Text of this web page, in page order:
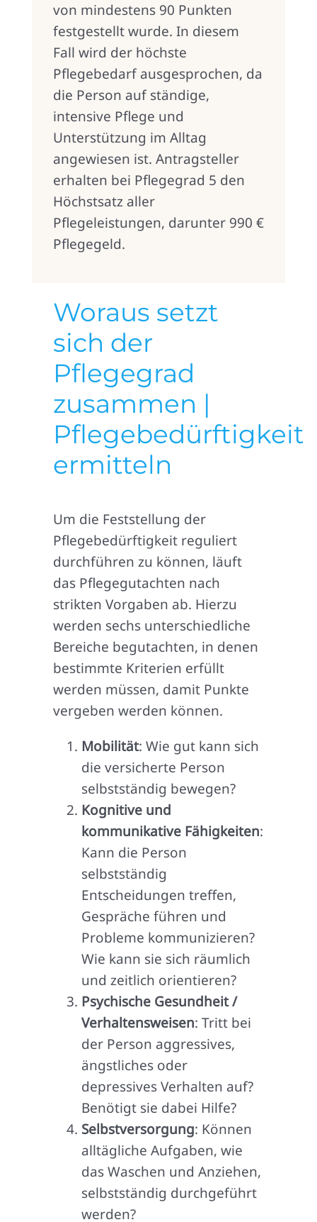
von mindestens 90 Punkten
festgestellt wurde. In diesem
Fall wird der höchste
Pflegebedarf ausgesprochen, da
die Person auf ständige,
intensive Pflege und
Unterstützung im Alltag
angewiesen ist. Antragsteller
erhalten bei Pflegegrad 5 den
Höchstsatz aller
Pflegeleistungen, darunter 990 €
Pflegegeld.
Woraus setzt
sich der
Pflegegrad
zusammen |
Pflegebedürftigkeit
ermitteln
Um die Feststellung der
Pflegebedürftigkeit reguliert
durchführen zu können, läuft
das Pflegegutachten nach
strikten Vorgaben ab. Hierzu
werden sechs unterschiedliche
Bereiche begutachten, in denen
bestimmte Kriterien erfüllt
werden müssen, damit Punkte
vergeben werden können.
Mobilität: Wie gut kann sich
die versicherte Person
selbstständig bewegen?
Kognitive und
kommunikative Fähigkeiten:
Kann die Person
selbstständig
Entscheidungen treffen,
Gespräche führen und
Probleme kommunizieren?
Wie kann sie sich räumlich
und zeitlich orientieren?
Psychische Gesundheit /
Verhaltensweisen: Tritt bei
der Person aggressives,
ängstliches oder
depressives Verhalten auf?
Benötigt sie dabei Hilfe?
Selbstversorgung: Können
alltägliche Aufgaben, wie
das Waschen und Anziehen,
selbstständig durchgeführt
werden?